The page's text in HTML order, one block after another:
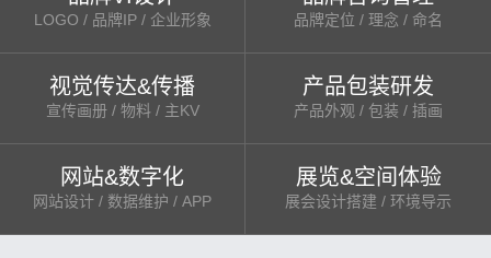
LOGO / 品牌IP / 企业形象 品牌定位 / 理念 / 命名
视觉传达&传播
宣传画册 / 物料 / 主KV
产品包装研发
产品外观 / 包装 / 插画
网站&数字化
网站设计 / 数据维护 / APP
展览&空间体验
展会设计搭建 / 环境导示